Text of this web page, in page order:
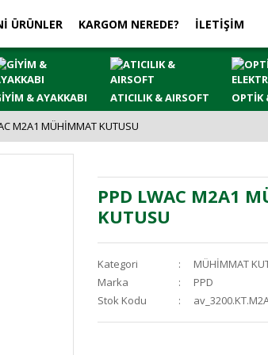
ÜRÜNLER KARGOM NEREDE? İLETİŞİM
& AYAKKABI ATICILIK & AIRSOFT OPTİK
M2A1 MÜHİMMAT KUTUSU
PPD LWAC M2A1
KUTUSU
Kategori
MÜHİMMAT
Marka
PPD
Stok Kodu